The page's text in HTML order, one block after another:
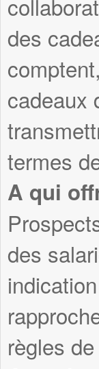
des
cadeaux
termes
A qui
des
règles